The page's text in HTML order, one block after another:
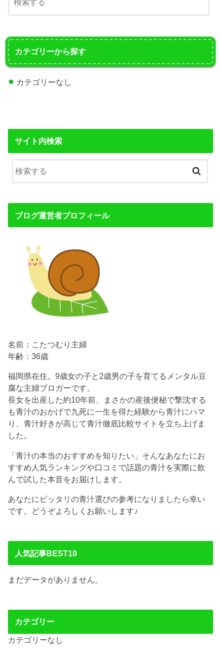
カテゴリーから探す
カテゴリーなし
サイト内検索
ブログ運営者プロフィール
名前：こたつむり主婦
年齢：36歳
福岡県在住。9歳女の子と2歳男の子を育てるメンタル豆
腐な主婦ブロガーです。
長女を出産した約10年前、まさかの産後便秘で撃沈する
も青汁のおかげで九死に一生を得た経験から青汁にハマ
り、青汁好きが高じて青汁徹底比較サイトを立ち上げま
した。
「青汁の本当のおすすめを知りたい」そんなあなたにお
すすめ人気ランキングや口コミで話題の青汁を実際に飲
んで試した本音をお届けします。
あなたにピッタリの青汁選びの参考になりましたら幸い
です。どうぞよろしくお願いします♪
人気記事BEST10
まだデータがありません。
カテゴリー
カテゴリーなし